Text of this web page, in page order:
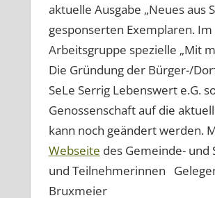
aktuelle Ausgabe „Neues aus
gesponserten Exemplaren.
Arbeitsgruppe spezielle „Mit
Die Gründung der Bürger-/
SeLe Serrig Lebenswert e.G.
Genossenschaft auf die
kann noch geändert werden.
Webseite des Gemeinde-
und Teilnehmerinnen
Bruxmeier